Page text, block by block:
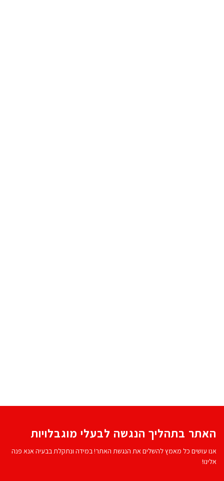
האתר בתהליך הנגשה לבעלי מוגבלויות
אנו עושים כל מאמץ להשלים את הנגשת האתר! במידה ונתקלת בבעיה אנא פנה
אלינו!